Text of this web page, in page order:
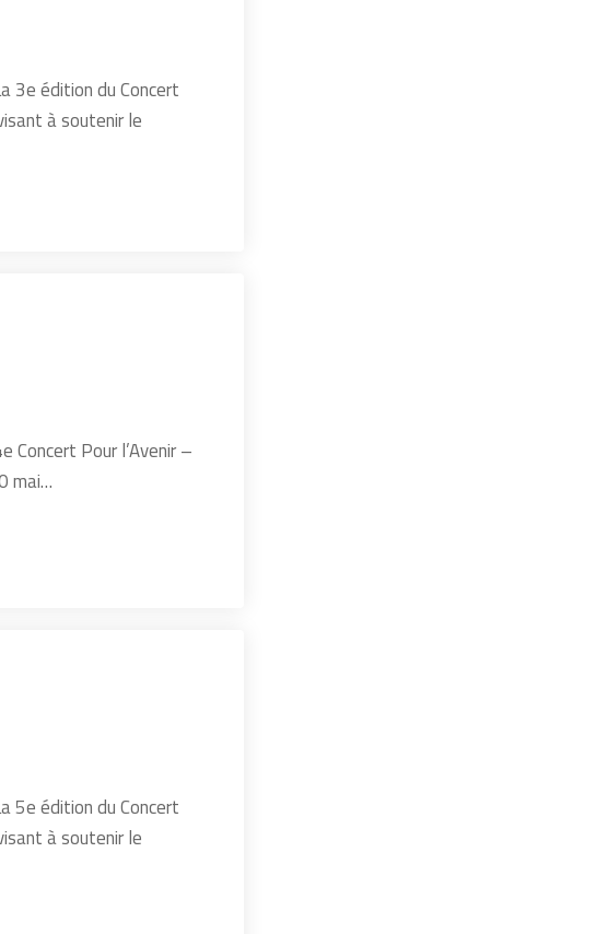
3e édition du Concert
à soutenir le
Concert Pour l’Avenir –
mai…
5e édition du Concert
à soutenir le